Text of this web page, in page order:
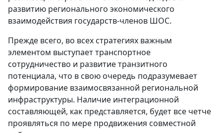
развитию регионального экономического
взаимодействия государств-членов ШОС.
Прежде всего, во всех стратегиях важным
элементом выступает транспортное
сотрудничество и развитие транзитного
потенциала, что в свою очередь подразумевает
формирование взаимосвязанной региональной
инфраструктуры. Наличие интеграционной
составляющей, как представляется, будет все четче
проявляться по мере продвижения совместной